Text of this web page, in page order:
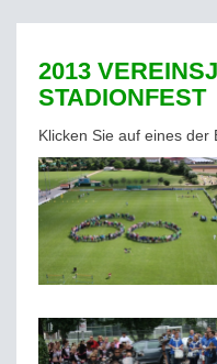
2013
STADIONFEST
Klicken Sie auf eines der